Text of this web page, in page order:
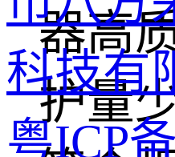
器高
护量
科技有
粤ICP